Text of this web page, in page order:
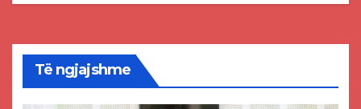
Të ngjajshme